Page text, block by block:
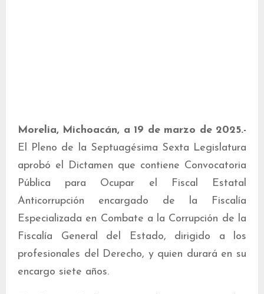
Morelia, Michoacán, a 19 de marzo de 2025.-
El Pleno de la Septuagésima Sexta Legislatura
aprobó el Dictamen que contiene Convocatoria
Pública para Ocupar el Fiscal Estatal
Anticorrupción encargado de la Fiscalía
Especializada en Combate a la Corrupción de la
Fiscalía General del Estado, dirigido a los
profesionales del Derecho, y quien durará en su
encargo siete años.